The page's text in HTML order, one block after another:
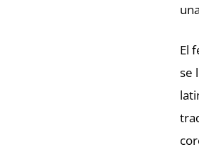
El
se